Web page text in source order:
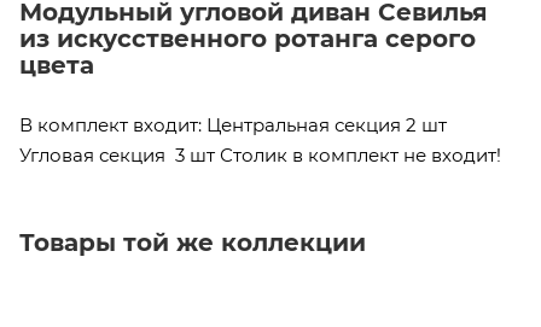
Модульный угловой диван Севилья
из искусственного ротанга серого
цвета
В комплект входит: Центральная секция 2 шт
Угловая секция 3 шт Столик в комплект не входит!
Товары той же коллекции